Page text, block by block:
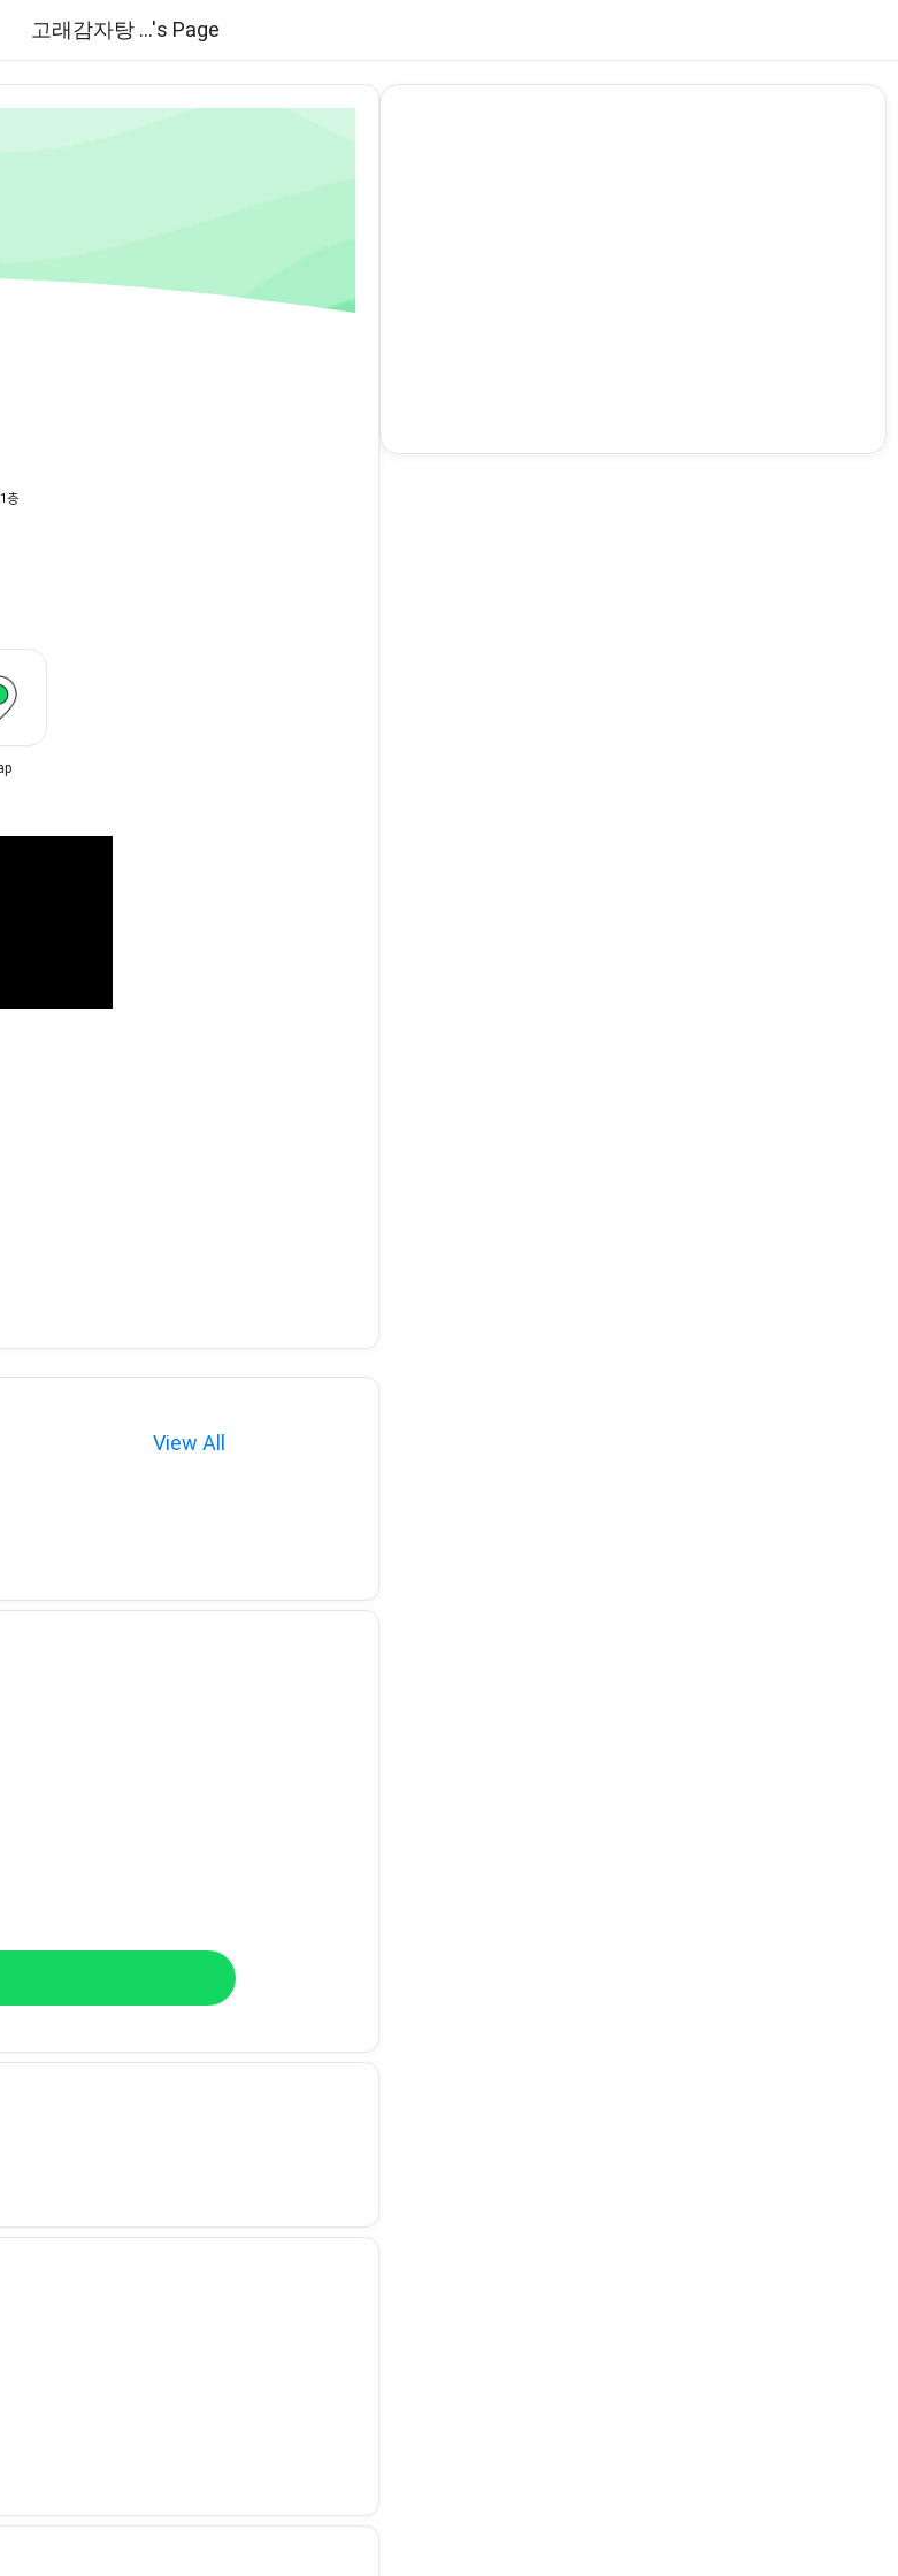
고래감자탕 ...'s Page
층
View All